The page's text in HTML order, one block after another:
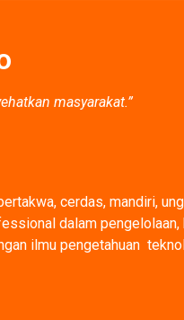
masyarakat.”
cerdas, mandiri,
dalam
ilmu pengetahuan